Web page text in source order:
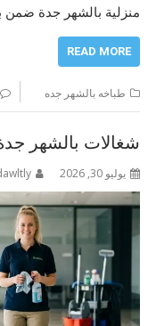
منزلية بالشهر جدة ضمن
READ MORE
طباخه بالشهر جده
شغالات بالشهر جدة
يوليو 30, 2026